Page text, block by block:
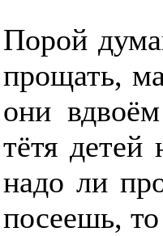
Порой
прощать,
они
тётя
надо ли
посеешь,